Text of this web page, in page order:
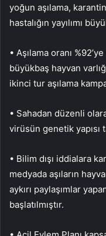
yoğun aşılama,
hastalığın yayılımı
• Aşılama oranı
büyükbaş hayvan
ikinci tur aşılama
• Sahadan düzenli
virüsün genetik yapısı
• Bilim dışı iddialara
medyada aşıların
aykırı paylaşımlar
başlatılmıştır.